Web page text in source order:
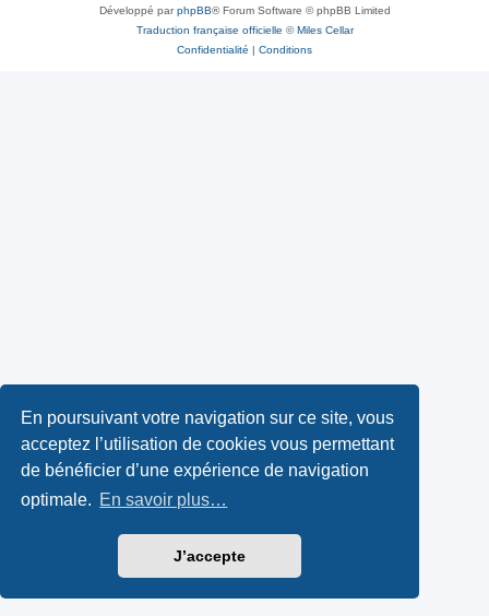
En poursuivant votre navigation sur ce site, vous
acceptez l’utilisation de cookies vous permettant
de bénéficier d’une expérience de navigation
optimale. En savoir plus…
J’accepte
Développé parphpBB® Forum Software © phpBB Limited
Traduction française officielle ©Miles Cellar
Confidentialité | Conditions